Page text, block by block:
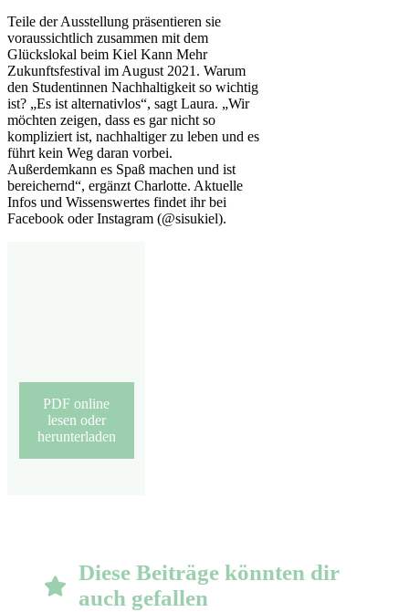
Teile der Ausstellung präsentieren sie
voraussichtlich zusammen mit dem
Glückslokal beim Kiel Kann Mehr
Zukunftsfestival im August 2021. Warum
den Studentinnen Nachhaltigkeit so wichtig
ist? „Es ist alternativlos“, sagt Laura. „Wir
möchten zeigen, dass es gar nicht so
kompliziert ist, nachhaltiger zu leben und es
führt kein Weg daran vorbei.
Außerdemkann es Spaß machen und ist
bereichernd“, ergänzt Charlotte. Aktuelle
Infos und Wissenswertes findet ihr bei
Facebook oder Instagram (@sisukiel).
PDF online
lesen oder
herunterladen
Diese Beiträge könnten dir
auch gefallen